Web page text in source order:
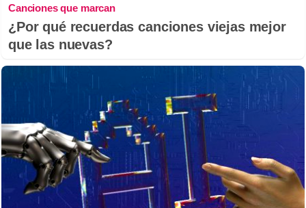
Canciones que marcan
¿Por qué recuerdas canciones viejas mejor
que las nuevas?